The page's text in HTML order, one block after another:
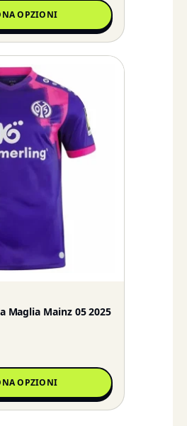
OPZIONI
Maglia Mainz 05 2025
OPZIONI